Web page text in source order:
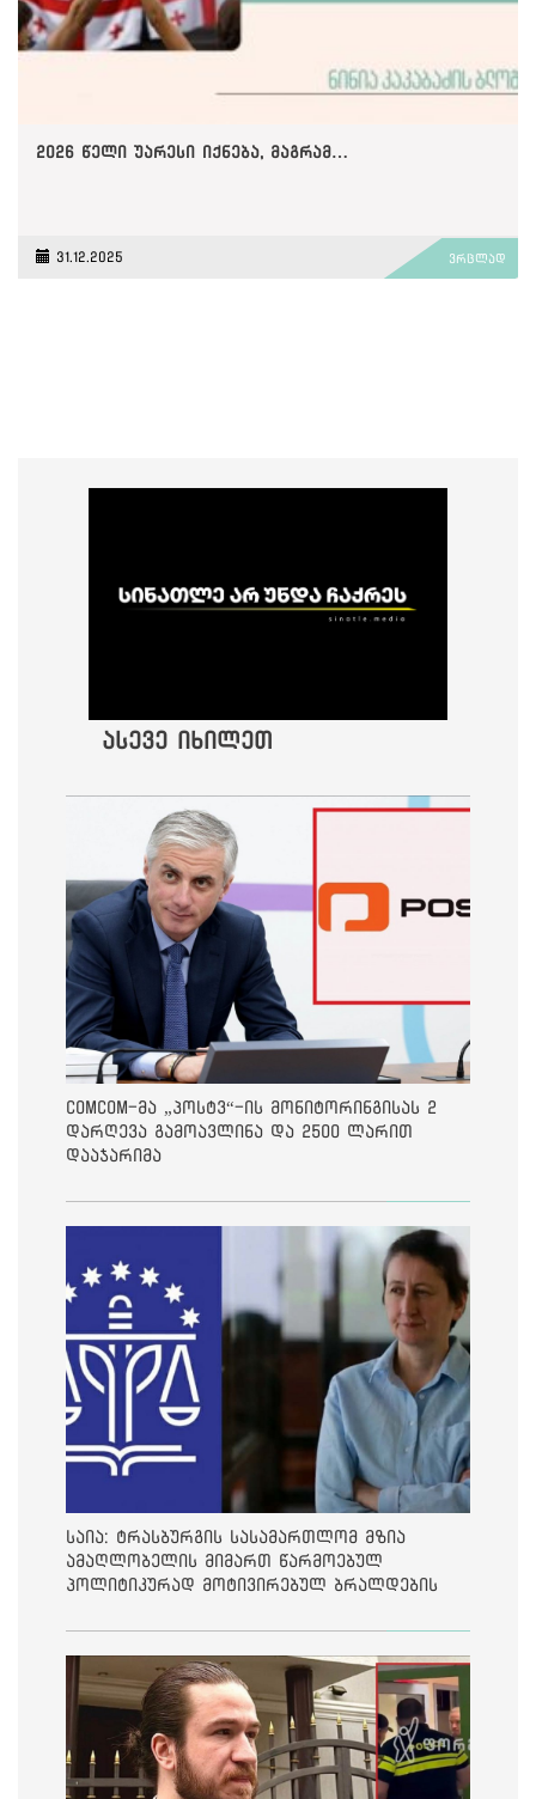
2026 წელი უარესი იქნება, მაგრამ…
31.12.2025 ვრცლად
ასევე იხილეთ
ComCom-მა „პოსტვ“-ის მონიტორინგისას 2
დარღევა გამოავლინა და 2500 ლარით
დააჯარიმა
საია: ტრასბურგის სასამართლომ მზია
ამაღლობელის მიმართ წარმოებულ
პოლიტიკურად მოტივირებულ ბრალდების